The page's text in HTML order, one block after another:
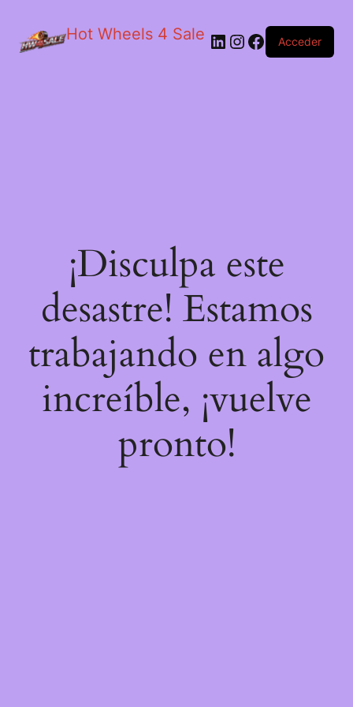
Hot Wheels 4 Sale LinkedIn
Instagram
Facebook
Acceder
¡Disculpa este
desastre! Estamos
trabajando en algo
increíble, ¡vuelve
pronto!